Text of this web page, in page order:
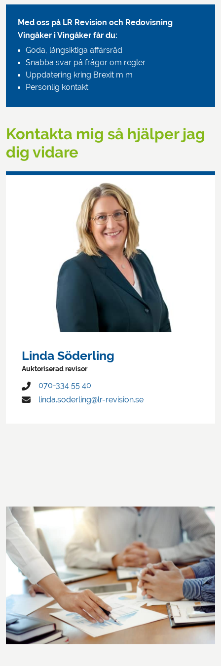
Med oss på LR Revision och Redovisning
Vingåker i Vingåker får du:
Goda, långsiktiga affärsråd
Snabba svar på frågor om regler
Uppdatering kring Brexit m m
Personlig kontakt
Kontakta mig så hjälper jag
dig vidare
Linda Söderling
Auktoriserad revisor
070-334 55 40
linda.soderling@lr-revision.se